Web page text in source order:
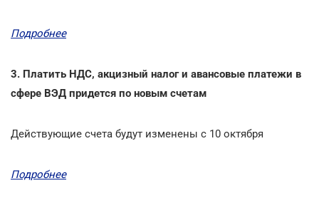
Подробнее
3. Платить НДС, акцизный налог и авансовые платежи в
сфере ВЭД придется по новым счетам
Действующие счета будут изменены с 10 октября
Подробнее